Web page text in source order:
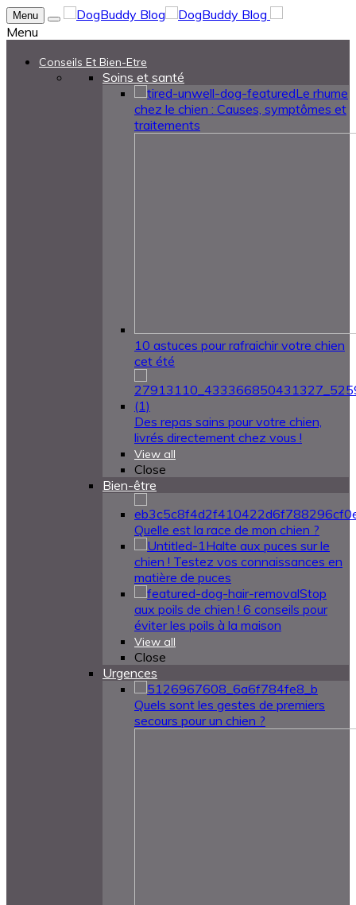
Menu
Menu
Conseils Et Bien-Etre
Soins et santé
Le rhume
chez le chien : Causes, symptômes et
traitements
10 astuces pour rafraichir votre chien
cet été
Des repas sains pour votre chien,
livrés directement chez vous !
View all
Close
Bien-être
Quelle est la race de mon chien ?
Halte aux puces sur le
chien ! Testez vos connaissances en
matière de puces
Stop
aux poils de chien ! 6 conseils pour
éviter les poils à la maison
View all
Close
Urgences
Quels sont les gestes de premiers
secours pour un chien ?